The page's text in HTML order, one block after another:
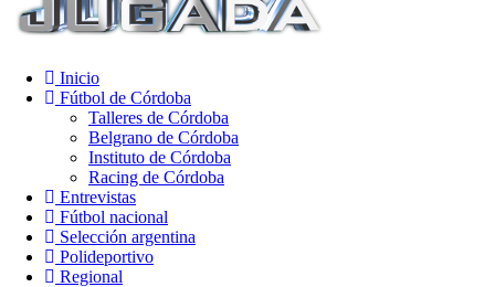
Inicio
Fútbol de Córdoba
Talleres de Córdoba
Belgrano de Córdoba
Instituto de Córdoba
Racing de Córdoba
Entrevistas
Fútbol nacional
Selección argentina
Polideportivo
Regional